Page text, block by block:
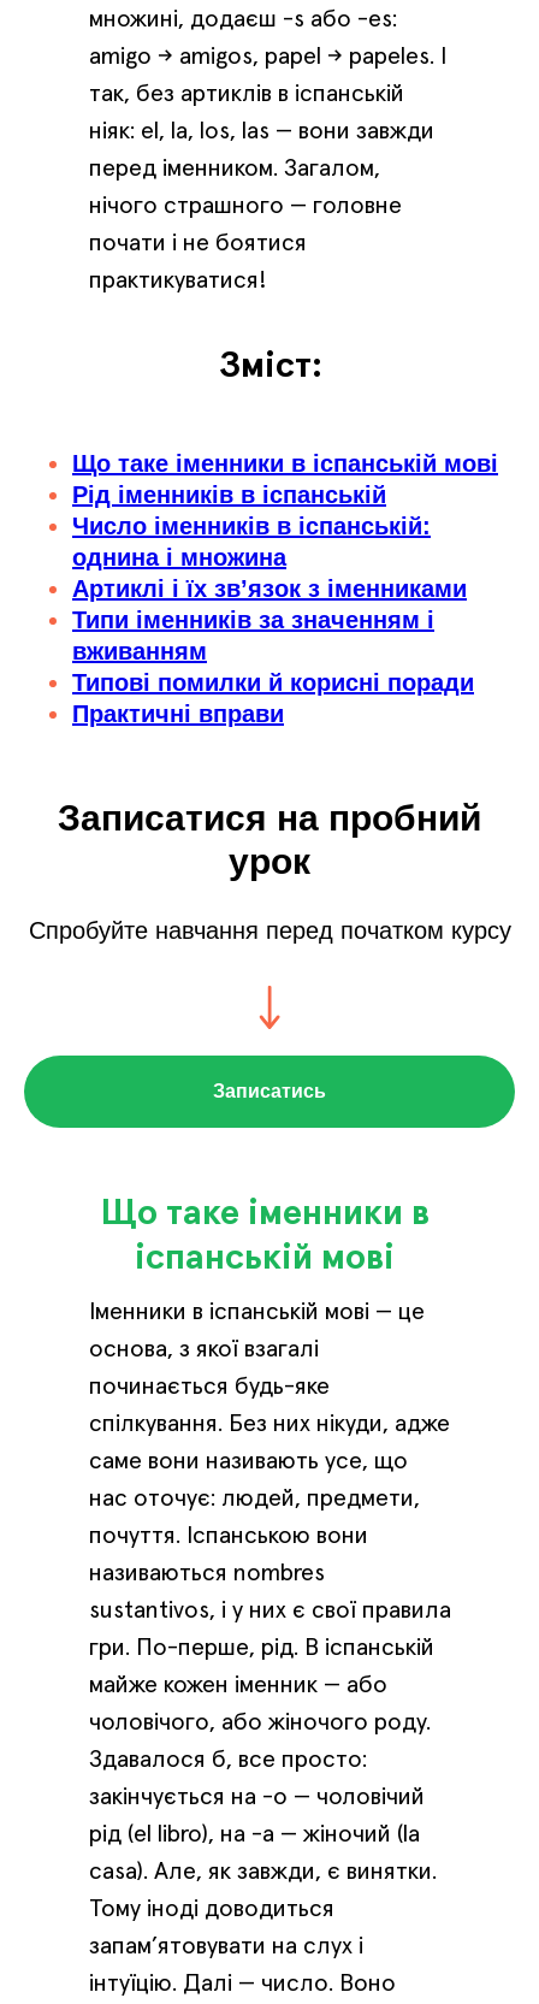
множині, додаєш -s або -es:
amigo → amigos, papel → papeles. І
так, без артиклів в іспанській
ніяк: el, la, los, las — вони завжди
перед іменником. Загалом,
нічого страшного — головне
почати і не боятися
практикуватися!
Зміст:
Що таке іменники в іспанській мові
Рід іменників в іспанській
Число іменників в іспанській:
однина і множина
Артиклі і їх зв’язок з іменниками
Типи іменників за значенням і
вживанням
Типові помилки й корисні поради
Практичні вправи
Записатися на пробний
урок
Спробуйте навчання перед початком курсу
Записатись
Що таке іменники в
іспанській мові
Іменники в іспанській мові — це
основа, з якої взагалі
починається будь-яке
спілкування. Без них нікуди, адже
саме вони називають усе, що
нас оточує: людей, предмети,
почуття. Іспанською вони
називаються nombres
sustantivos, і у них є свої правила
гри. По-перше, рід. В іспанській
майже кожен іменник — або
чоловічого, або жіночого роду.
Здавалося б, все просто:
закінчується на -о — чоловічий
рід (el libro), на -а — жіночий (la
casa). Але, як завжди, є винятки.
Тому іноді доводиться
запам’ятовувати на слух і
інтуїцію. Далі — число. Воно